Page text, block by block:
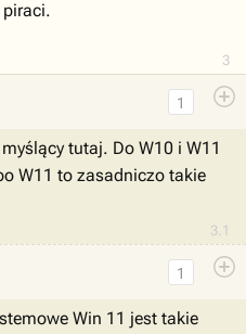
3
3.1
1
tutaj. Do W10 i W11
W11 to zasadniczo takie
1
Win 11 jest takie